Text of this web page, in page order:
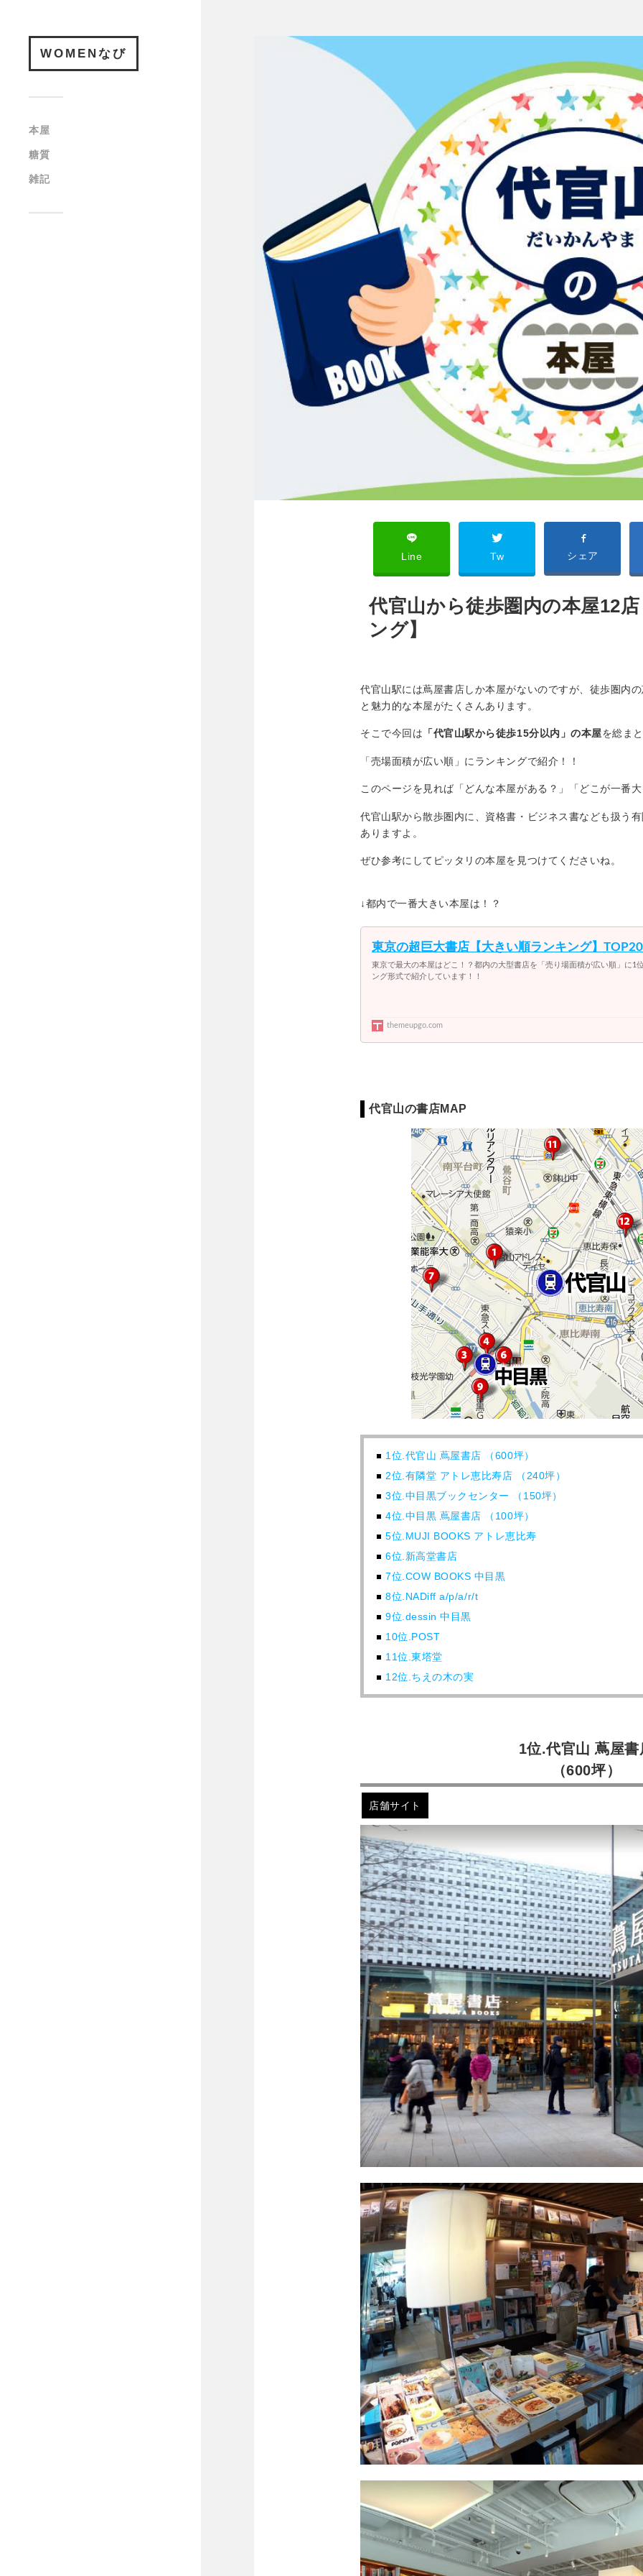
WOMENなび
本屋
糖質
雑記
Line Tw シェア
代官山から徒歩圏内の本屋12
ング】
代官山駅には蔦屋書店しか本屋がないのですが、徒歩圏内
と魅力的な本屋がたくさんあります。
そこで今回は 「代官山駅から徒歩15分以内」の本屋を総ま
「売場面積が広い順」にランキングで紹介！！
このページを見れば「どんな本屋がある？」「どこが一番
代官山駅から散歩圏内に、資格書・ビジネス書なども扱う
ありますよ。
ぜひ参考にしてピッタリの本屋を見つけてくださいね。
↓都内で一番大きい本屋は！？
東京の超巨大書店【大きい順ランキング】TOP20
東京で最大の本屋はどこ！？都内の大型書店を「売り場面積が広い順」に1
ング形式で紹介しています！！
themeupgo.com
代官山の書店MAP
1位.代官山 蔦屋書店 （600坪）
2位.有隣堂 アトレ恵比寿店 （240坪）
3位.中目黒ブックセンター （150坪）
4位.中目黒 蔦屋書店 （100坪）
5位.MUJI BOOKS アトレ恵比寿
6位.新高堂書店
7位.COW BOOKS 中目黒
8位.NADiff a/p/a/r/t
9位.dessin 中目黒
10位.POST
11位.東塔堂
12位.ちえの木の実
1位.代官山 蔦屋書
（600坪）
店舗サイト